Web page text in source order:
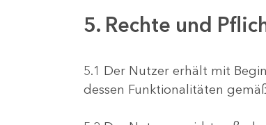
5. Rechte und
5.1 Der Nutzer erhält mit
dessen Funktionalitäten